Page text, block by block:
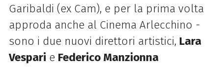
Garibaldi (ex Cam), e per la prima volta
approda anche al Cinema Arlecchino -
sono i due nuovi direttori artistici, Lara
Vespari e Federico Manzionna